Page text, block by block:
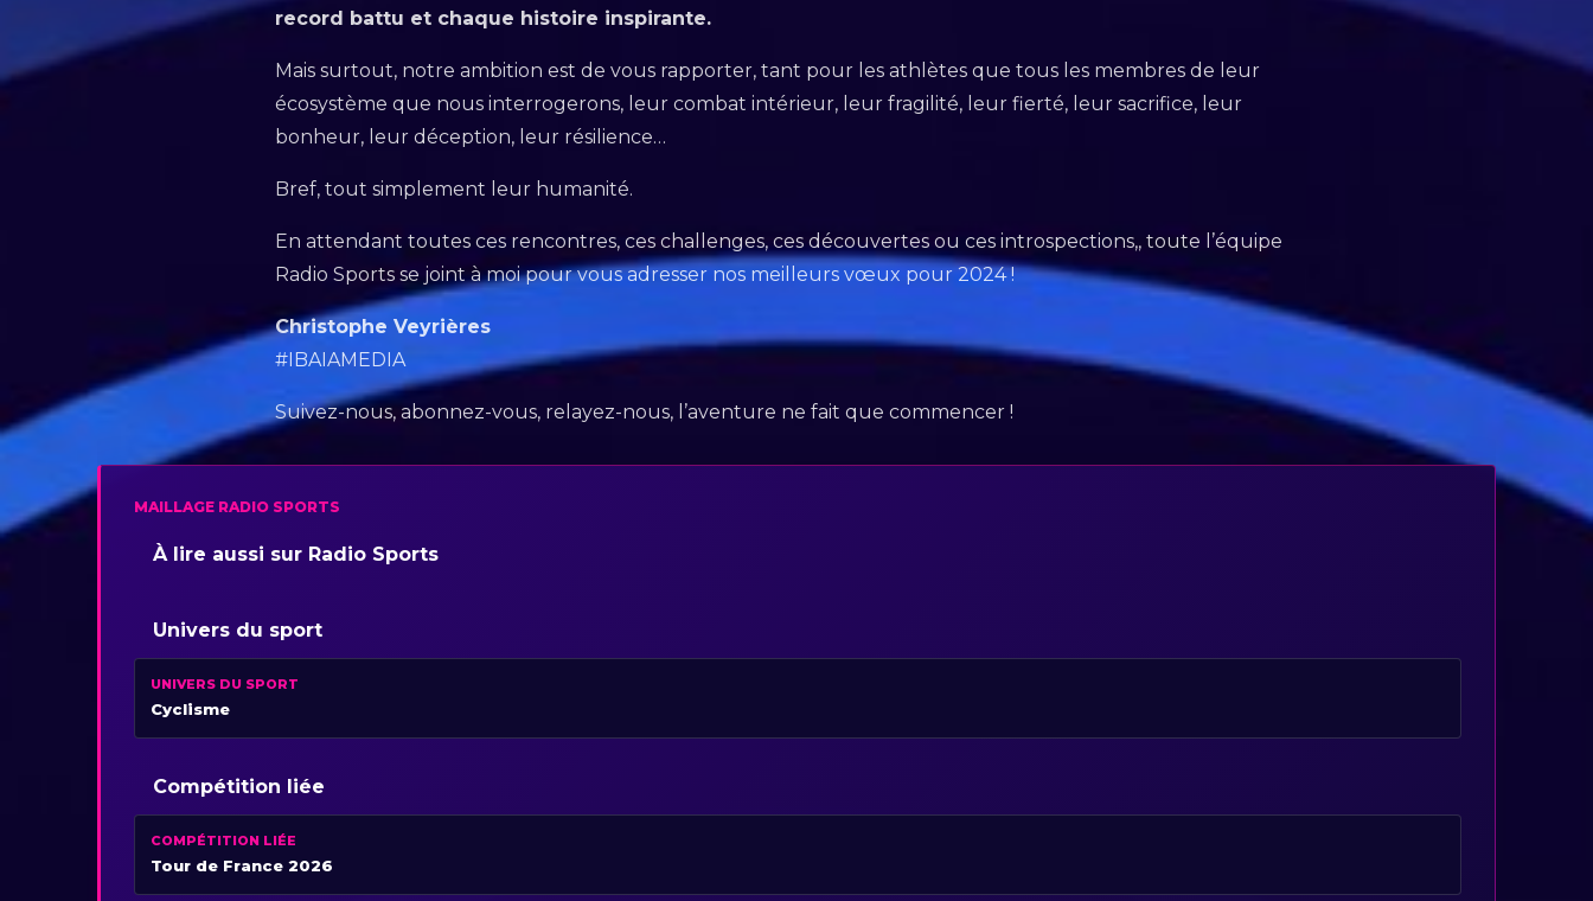
record battu et chaque histoire inspirante.
Mais surtout, notre ambition est de vous rapporter, tant pour les athlètes que tous les membres de leur
écosystème que nous interrogerons, leur combat intérieur, leur fragilité, leur fierté, leur sacrifice, leur
bonheur, leur déception, leur résilience…
Bref, tout simplement leur humanité.
En attendant toutes ces rencontres, ces challenges, ces découvertes ou ces introspections,, toute l’équipe
Radio Sports se joint à moi pour vous adresser nos meilleurs vœux pour 2024 !
Christophe Veyrières
#IBAIAMEDIA
Suivez-nous, abonnez-vous, relayez-nous, l’aventure ne fait que commencer !
MAILLAGE RADIO SPORTS
À lire aussi sur Radio Sports
Univers du sport
UNIVERS DU SPORT
Cyclisme
Compétition liée
COMPÉTITION LIÉE
Tour de France 2026